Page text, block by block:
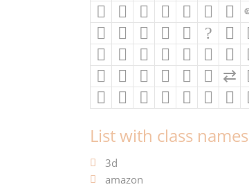
List with class names
3d
amazon